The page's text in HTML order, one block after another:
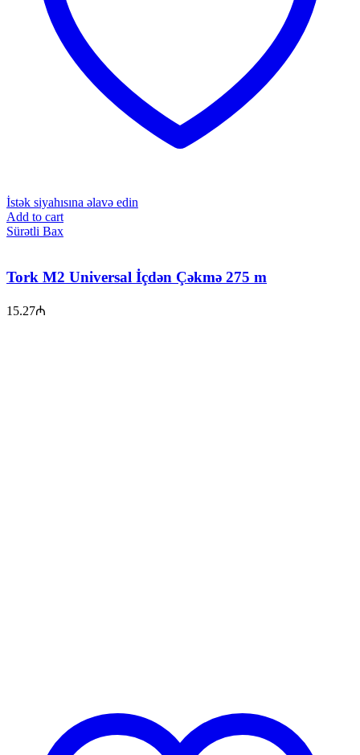
İstək siyahısına əlavə edin
Add to cart
Sürətli Bax
Tork M2 Universal İçdən Çəkmə 275 m
15.27₼